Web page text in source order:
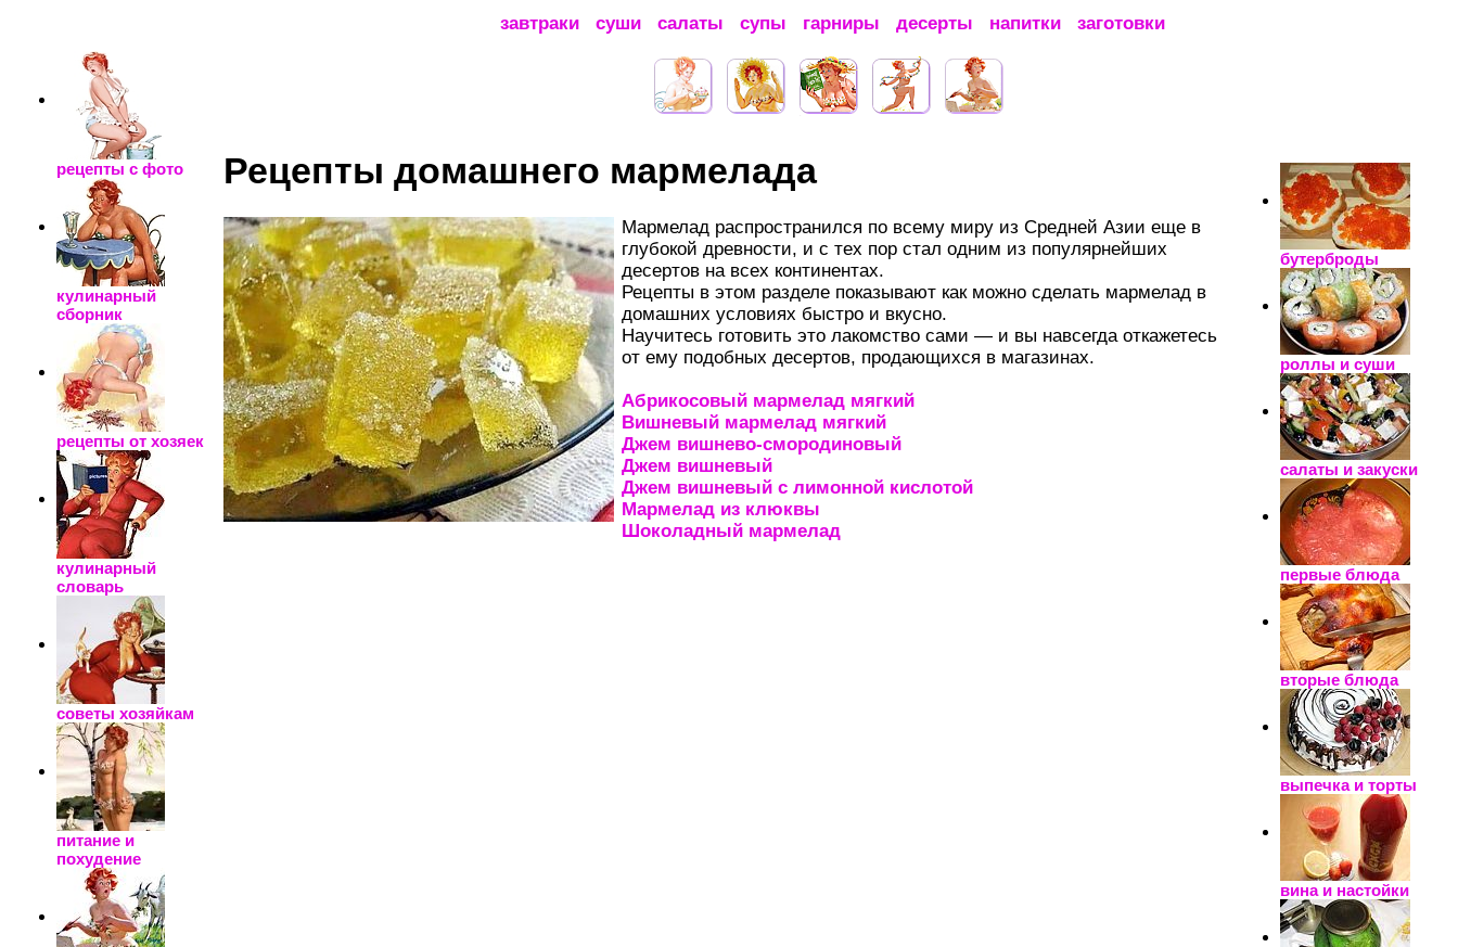
рецепты с фото
кулинарный
сборник
рецепты от хозяек
кулинарный
словарь
советы хозяйкам
питание и
похудение
завтраки суши салаты супы гарниры десерты напитки заготовки
Рецепты домашнего мармелада
Мармелад распространился по всему миру из Средней Азии еще в
глубокой древности, и с тех пор стал одним из популярнейших
десертов на всех континентах.
Рецепты в этом разделе показывают как можно сделать мармелад в
домашних условиях быстро и вкусно.
Научитесь готовить это лакомство сами — и вы навсегда откажетесь
от ему подобных десертов, продающихся в магазинах.
Абрикосовый мармелад мягкий
Вишневый мармелад мягкий
Джем вишнево-смородиновый
Джем вишневый
Джем вишневый с лимонной кислотой
Мармелад из клюквы
Шоколадный мармелад
бутерброды
роллы и суши
салаты и закуски
первые блюда
вторые блюда
выпечка и торты
вина и настойки